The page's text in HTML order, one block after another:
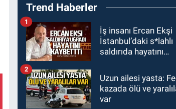
Düzce yolunda feci
var
GÜNDEM
19:21Yangında
dakikalarla yarıştılar:
GÜNDEM
19:12Polis 9 kişi
yakaladı 2 kişi
Trend Haberler
İş insanı Ercan Ekşi
İstanbul’daki s*lahlı
saldırıda hayatını
1
Uzun ailesi yasta:
kazada ölü ve
var
2